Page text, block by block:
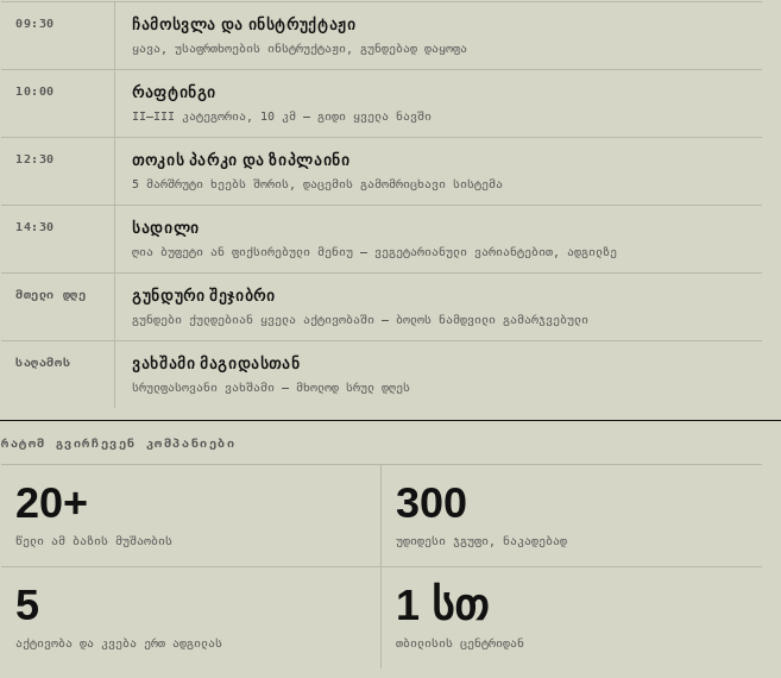
09:30 ᲩᲐᲛᲝᲡᲕᲚᲐ ᲓᲐ ᲘᲜᲡᲢᲠᲣᲥᲢᲐᲟᲘ
ყავა, უსაფრთხოების ინსტრუქტაჟი, გუნდებად დაყოფა
10:00 ᲠᲐᲤᲢᲘᲜᲒᲘ
II–III კატეგორია, 10 კმ — გიდი ყველა ნავში
12:30 ᲗᲝᲙᲘᲡ ᲞᲐᲠᲙᲘ ᲓᲐ ᲖᲘᲞᲚᲐᲘᲜᲘ
5 მარშრუტი ხეებს შორის, დაცემის გამომრიცხავი სისტემა
14:30 ᲡᲐᲓᲘᲚᲘ
ღია ბუფეტი ან ფიქსირებული მენიუ — ვეგეტარიანული ვარიანტებით, ადგილზე
ᲛᲗᲔᲚᲘ ᲓᲦᲔ ᲒᲣᲜᲓᲣᲠᲘ ᲨᲔᲯᲘᲑᲠᲘ
გუნდები ქულდებიან ყველა აქტივობაში — ბოლოს ნამდვილი გამარჯვებული
ᲡᲐᲦᲐᲛᲝᲡ ᲕᲐᲮᲨᲐᲛᲘ ᲛᲐᲒᲘᲓᲐᲡᲗᲐᲜ
სრულფასოვანი ვახშამი — მხოლოდ სრულ დღეს
ᲠᲐᲢᲝᲛ ᲒᲕᲘᲠᲩᲔᲕᲔᲜ ᲙᲝᲛᲞᲐᲜᲘᲔᲑᲘ
20+
წელი ამ ბაზის მუშაობის
300
უდიდესი ჯგუფი, ნაკადებად
5
აქტივობა და კვება ერთ ადგილას
1 სთ
თბილისის ცენტრიდან